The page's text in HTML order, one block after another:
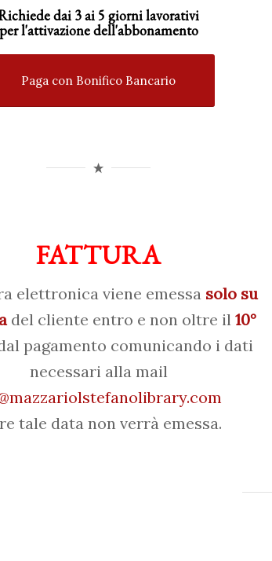
dai 3 ai 5 giorni lavorativi
perl'attivazionedell'abbonamento
Paga con Bonifico Bancario
FATTURA
elettronica viene emessa solo su
del cliente entro e non oltre il 10°
pagamento comunicando i dati
necessari alla mail
tale data non verrà emessa.